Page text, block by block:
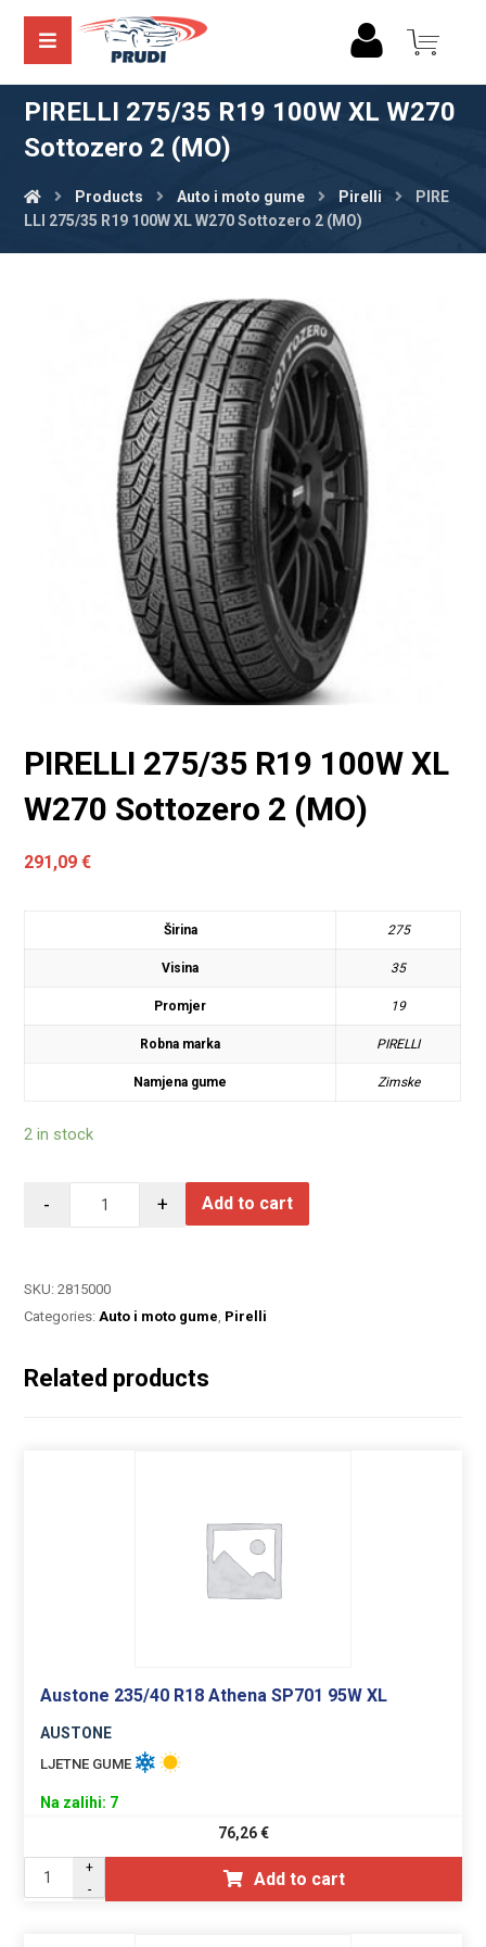
PIRELLI 275/35 R19 100W XL W270
Sottozero 2 (MO)
Products Auto i moto gume Pirelli
PIRE
LLI 275/35 R19 100W XL W270 Sottozero 2 (MO)
PIRELLI 275/35 R19 100W XL
W270 Sottozero 2 (MO)
291,09€
Širina 275
Visina 35
Promjer 19
Robna marka PIRELLI
Namjena gume Zimske
2 in stock
- + Add to cart
SKU:2815000
Categories:Auto i moto gume, Pirelli
Related products
Austone 235/40 R18 Athena SP701 95W XL
AUSTONE
LJETNE GUME
Na zalihi: 7
76,26€
+
-
Add to cart